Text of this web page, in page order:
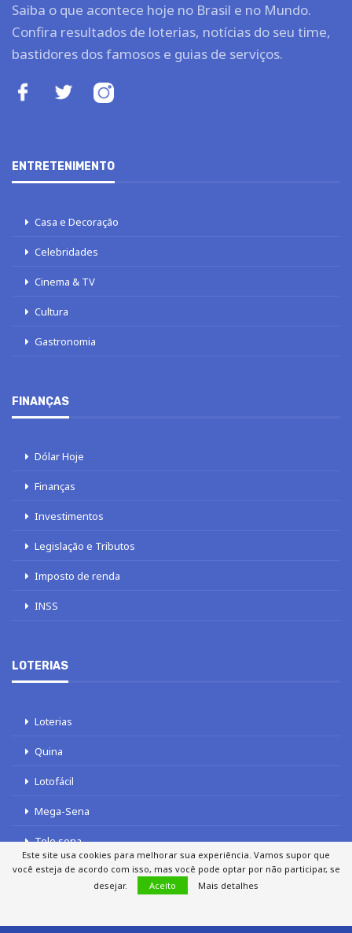
Saiba o que acontece hoje no Brasil e no Mundo.
Confira resultados de loterias, notícias do seu time,
bastidores dos famosos e guias de serviços.
ENTRETENIMENTO
Casa e Decoração
Celebridades
Cinema & TV
Cultura
Gastronomia
FINANÇAS
Dólar Hoje
Finanças
Investimentos
Legislação e Tributos
Imposto de renda
INSS
LOTERIAS
Loterias
Quina
Lotofácil
Mega-Sena
Tele sena
Este site usa cookies para melhorar sua experiência. Vamos supor que
você esteja de acordo com isso, mas você pode optar por não participar, se
desejar.
Aceito Mais detalhes